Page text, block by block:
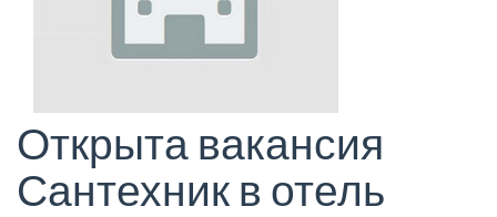
Открыта вакансия
Сантехник в отель